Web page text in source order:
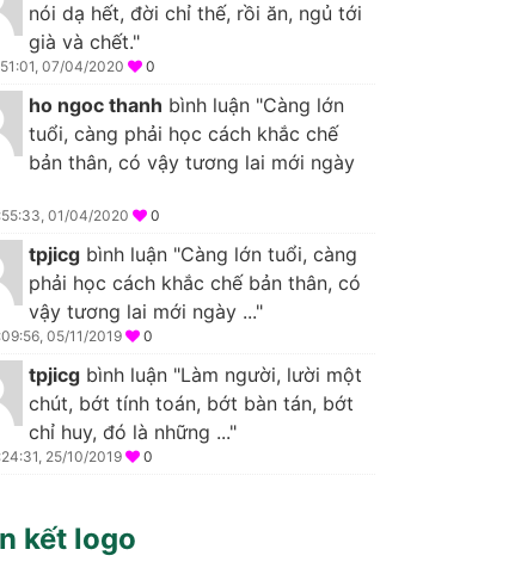
nói dạ hết, đời chỉ thế, rồi ăn, ngủ tới
già và chết."
07/04/2020 0
ho ngoc thanh bình luận "Càng lớn
tuổi, càng phải học cách khắc chế
bản thân, có vậy tương lai mới ngày
01/04/2020 0
tpjicg bình luận "Càng lớn tuổi, càng
phải học cách khắc chế bản thân, có
vậy tương lai mới ngày ..."
05/11/2019 0
tpjicg bình luận "Làm người, lười một
chút, bớt tính toán, bớt bàn tán, bớt
chỉ huy, đó là những ..."
25/10/2019 0
kết logo